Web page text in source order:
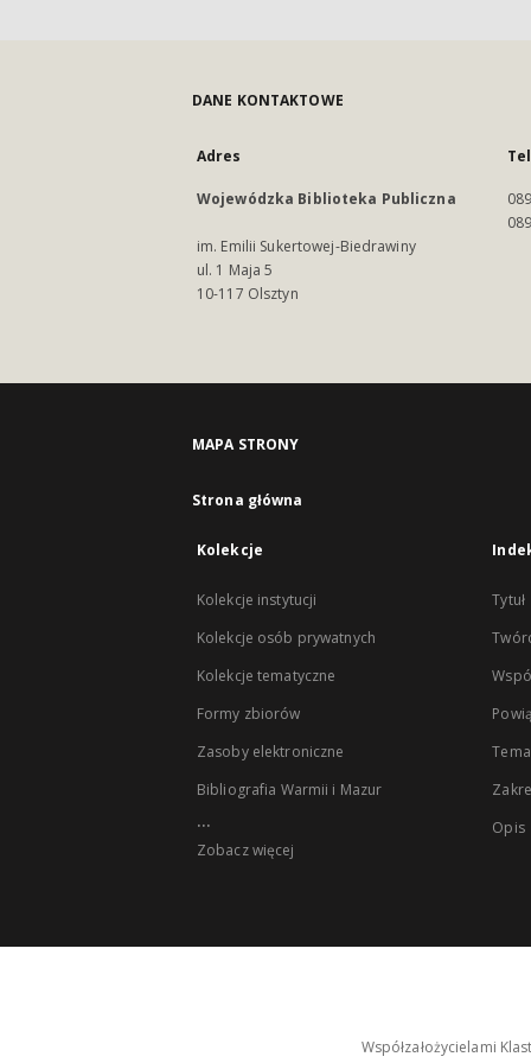
DANE KONTAKTOWE
Adres
Wojewódzka Biblioteka Publiczna
im. Emilii Sukertowej-Biedrawiny
ul. 1 Maja 5
10-117 Olsztyn
MAPA STRONY
Strona główna
Kolekcje
Kolekcje instytucji
Kolekcje osób prywatnych
Kolekcje tematyczne
Formy zbiorów
Zasoby elektroniczne
Bibliografia Warmii i Mazur
...
Zobacz więcej
Tytuł
Opis
Współzałożycielami